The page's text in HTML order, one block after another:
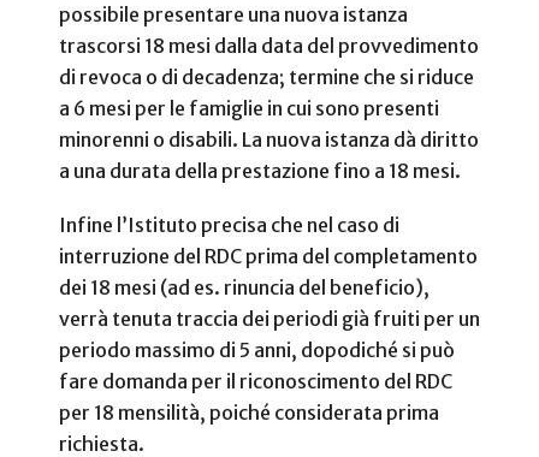
possibile presentare una nuova istanza
trascorsi 18 mesi dalla data del provvedimento
di revoca o di decadenza; termine che si riduce
a 6 mesi per le famiglie in cui sono presenti
minorenni o disabili. La nuova istanza dà diritto
a una durata della prestazione fino a 18 mesi.
Infine l’Istituto precisa che nel caso di
interruzione del RDC prima del completamento
dei 18 mesi (ad es. rinuncia del beneficio),
verrà tenuta traccia dei periodi già fruiti per un
periodo massimo di 5 anni, dopodiché si può
fare domanda per il riconoscimento del RDC
per 18 mensilità, poiché considerata prima
richiesta.